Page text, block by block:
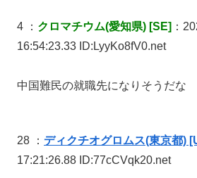
4 ： クロマチウム(愛知県) [SE] ：
16:54:23.33 ID:LyyKo8fV0.net
中国難民の就職先になりそうだな
28 ： ディクチオグロムス(東京都)
17:21:26.88 ID:77cCVqk20.net